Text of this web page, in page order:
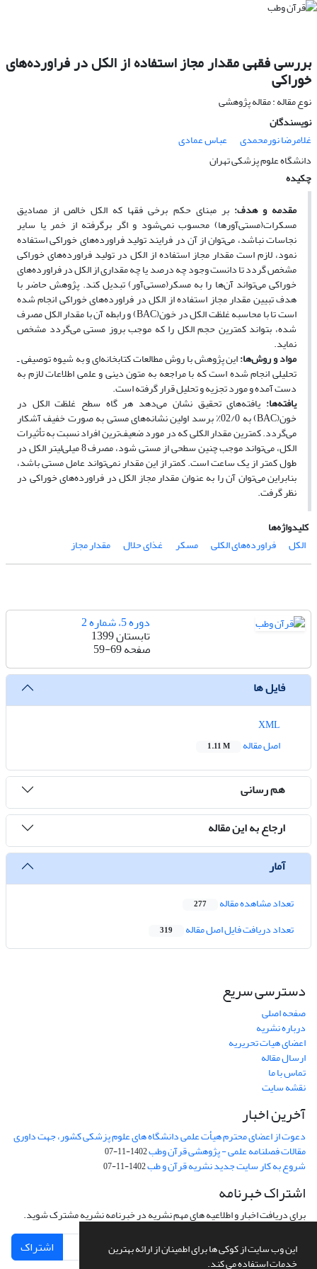
این وب سایت از کوکی ها برای اطمینان از ارائه بهترین
خدمات استفاده می کند.
بررسی فقهی مقدار مجاز استفاده از الکل در فراورده‌های
خوراکی
نوع مقاله : مقاله پژوهشی
نویسندگان
غلامرضا نورمحمدی
عباس عمادی
دانشگاه علوم پزشکی تهران
چکیده
مقدمه و هدف: بر مبنای حکم برخی فقها که الکل خالص از مصادیق
مسکرات(مستی‌آورها) محسوب نمی‌شود و اگر برگرفته از خمر یا سایر
نجاسات نباشد، می‌توان از آن در فرایند تولید فراورده‌های خوراکی استفاده
نمود، لازم است مقدار مجاز استفاده از الکل در تولید فراورده‌های خوراکی
مشخص گردد تا دانست وجود چه درصد یا چه مقداری از الکل در فراورده‌های
خوراکی می‌تواند آن‌ها را به مسکر(مستی‌آور) تبدیل کند. پژوهش حاضر با
هدف تبیین مقدار مجاز استفاده از الکل در فراورده‌های خوراکی انجام شده
است تا با محاسبه غلظت الکل در خون(BAC) و رابطه آن با مقدار الکل مصرف
شده، بتواند کمترین حجم الکل را که موجب بروز مستی می‌گردد مشخص
نماید.
مواد و روش‌ها:این پژوهش با روش مطالعات کتابخانه‌ای و به شیوه توصیفی ـ
تحلیلی انجام شده است که با مراجعه به متون دینی و علمی اطلاعات لازم به
دست آمده و مورد تجزیه و تحلیل قرار گرفته است.
یافته‌ها: یافته‌های تحقیق نشان می‌دهد هر گاه سطح غلظت الکل در
خون(BAC ) به 02/0٪ برسد اولین نشانه‌های مستی به صورت خفیف آشکار
می‌گردد. کمترین مقدار الکلی که در مورد ضعیف‌ترین افراد نسبت به تأثیرات
الکل، می‌تواند موجب چنین سطحی از مستی شود، مصرف 8 میلی‌لیتر الکل در
طول کمتر از یک ساعت است. کمتر از این مقدار نمی‌تواند عامل مستی باشد،
بنابراین می‌توان آن را به عنوان مقدار مجاز الکل در فراورده‌های خوراکی در
نظر گرفت.
کلیدواژه‌ها
الکل
فراورده‌های الکلی مسکر غذای حلال مقدار مجاز
دوره 5، شماره 2
تابستان 1399
صفحه59-69
فایل ها
اصل مقاله
1.11 M
هم رسانی
ارجاع به این مقاله
آمار
تعداد مشاهده مقاله 277
تعداد دریافت فایل اصل مقاله 319
دسترسی سریع
صفحه اصلی
درباره نشریه
اعضای هیات تحریریه
ارسال مقاله
تماس با ما
نقشه سایت
آخرین اخبار
دعوت از اعضای محترم هیأت علمی دانشگاه های علوم پزشکی کشور، جهت داوری
مقالات فصلنامه علمی - پژوهشی قرآن وطب1402-11-07
شروع به کار سایت جدید نشریه قرآن و طب1402-11-07
اشتراک خبرنامه
برای دریافت اخبار و اطلاعیه های مهم نشریه در خبرنامه نشریه مشترک شوید.
اشتراک